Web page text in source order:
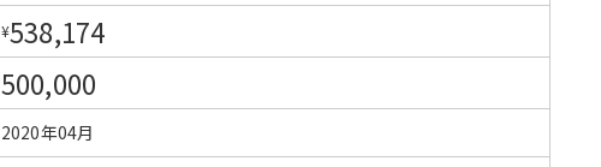
¥538,174
500,000
2020年04月